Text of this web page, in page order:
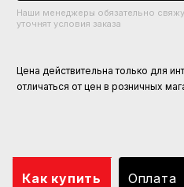
Наши менеджеры обязательно
уточнят условия заказа
Цена действительна только для
отличаться от цен в розничных
Как купить Оплата